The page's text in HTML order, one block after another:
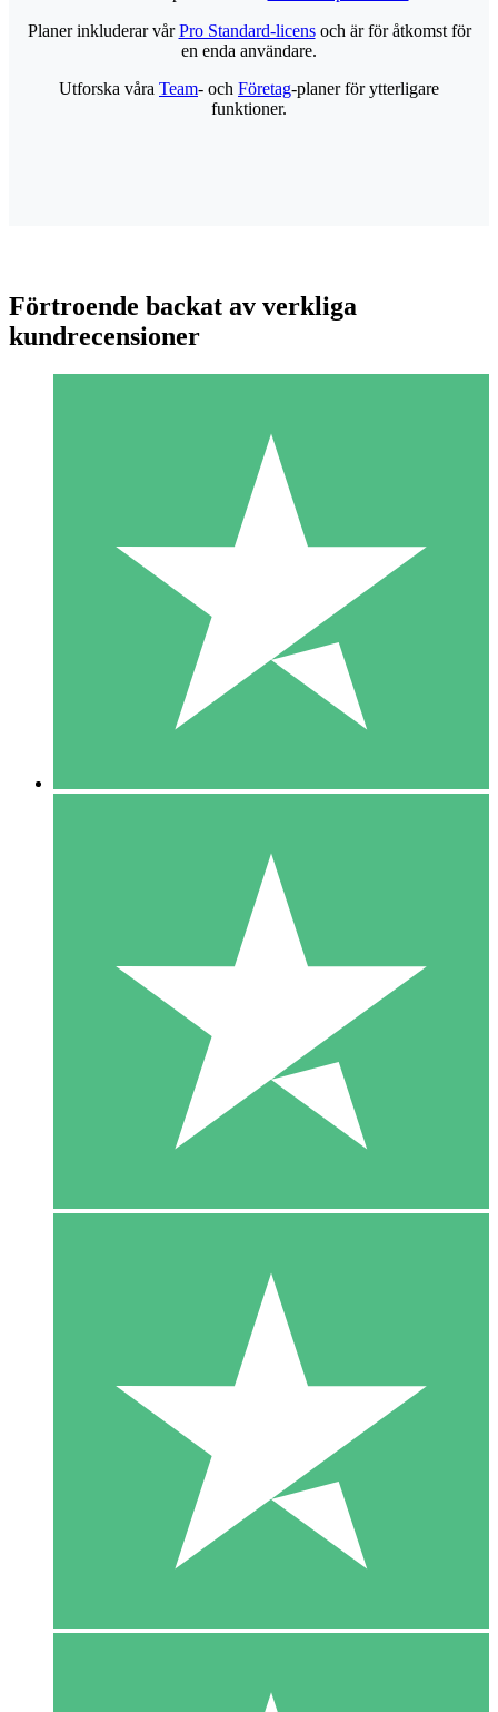
Individuella Kreditpaket
Betala per användning med nedladdningskrediter. Inget
1 Nedladdningar
10 00
10 Nedladdningar
20 00
Planer inkluderar vårPro Standard-licensoch är för åtkomst för
en enda användare.
Utforska våra Team- och Företag-planer för ytterligare
funktioner.
Förtroende backat av verkliga
kundrecensioner